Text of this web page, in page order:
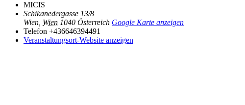
MICIS
Schikanedergasse 13/8
Wien Wien 1040 Österreich Google Karte anzeigen
Telefon +436646394491
Veranstaltungsort-Website anzeigen